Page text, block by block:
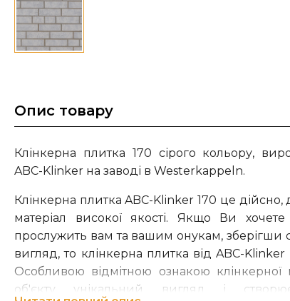
Опис товару
Клінкерна плитка 170 сірого кольору,
ABC-Klinker на заводі в Westerkappeln.
Клінкерна плитка ABC-Klinker 170 це
матеріал високої якості. Якщо Ви
прослужить вам та вашим онукам, зберігши
вигляд, то клінкерна плитка від ABC-
Особливою відмітною ознакою
об'єкту унікальний вигляд і